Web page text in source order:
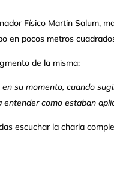
Físico Martin Salum,
en pocos metros
de la misma:
en su momento, cuando
entender como estaban
escuchar la charla